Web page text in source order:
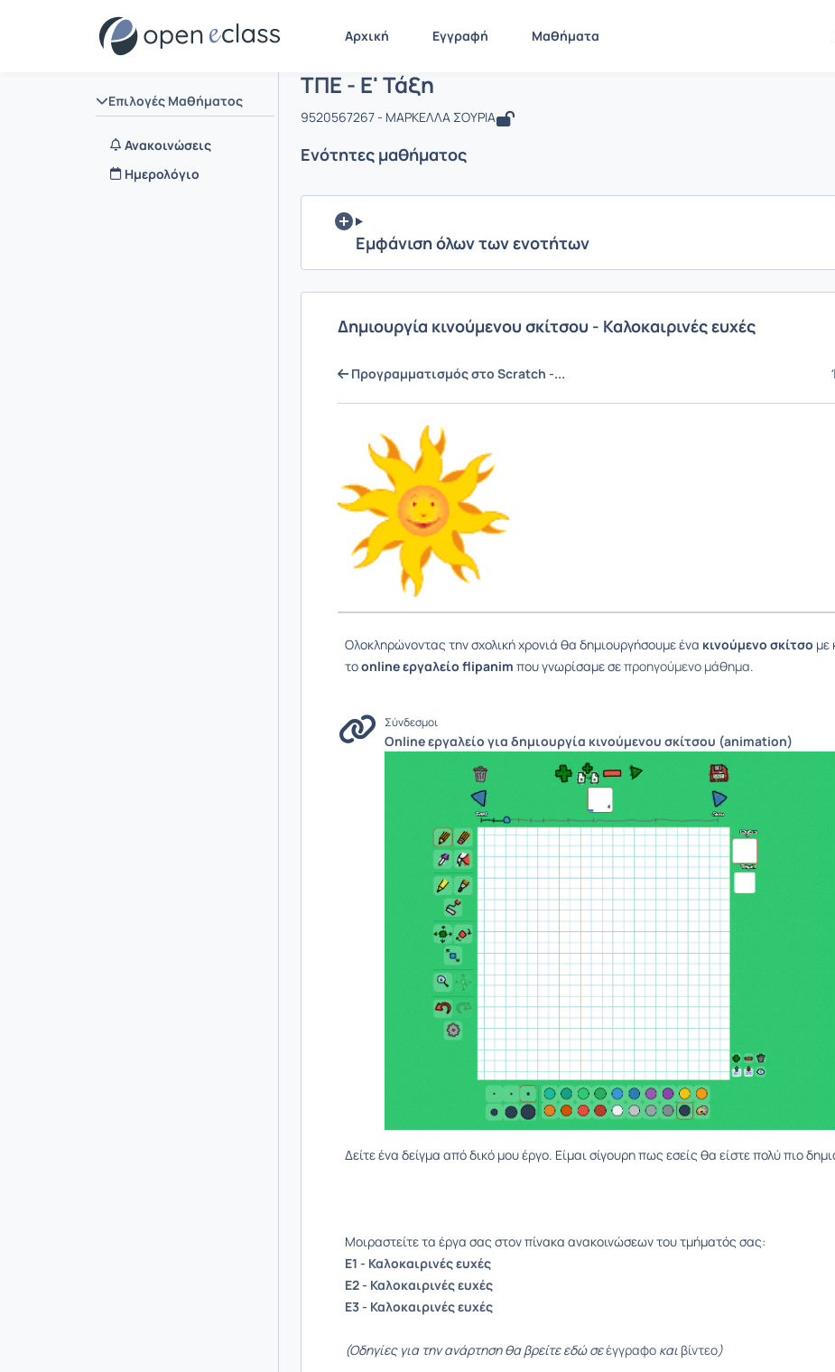
Αρχική Εγγραφή Μαθήματα
Επιλογές Μαθήματος
Ανακοινώσεις
Ημερολόγιο
Αρχική Σελίδα ΤΠΕ - Ε' Τάξη Ενότητες μαθήματος
Μάθημα : ΤΠΕ - Ε' Τάξη
ΤΠΕ - Ε' Τάξη
9520567267 - ΜΑΡΚΕΛΛΑ ΣΟΥΡΙΑ
Ενότητες μαθήματος
Εμφάνιση όλων των ενοτήτων
Δημιουργία κινούμενου σκίτσου - Καλοκαιρινές ευχές
Προγραμματισμός στο Scratch -...
Ολοκληρώνοντας την σχολική χρονιά θα δημιουργήσουμε ένα κινούμενο σκίτσο με
τοonline εργαλείο flipanim που γνωρίσαμε σεπροηγούμενο μάθημα.
Σύνδεσμοι
Online εργαλείο για δημιουργία κινούμενου σκίτσου (animation)
Δείτε ένα δείγμα από δικό μου έργο. Είμαι σίγουρη πως εσείς θα είστε πολύ πιο
Μοιραστείτε τα έργα σας στον πίνακα ανακοινώσεων του τμήματός σας:
E1 - Καλοκαιρινές ευχές
E2 - Καλοκαιρινές ευχές
E3 - Καλοκαιρινές ευχές
(Οδηγίες για την ανάρτηση θα βρείτε εδώ σεέγγραφο και βίντεο)